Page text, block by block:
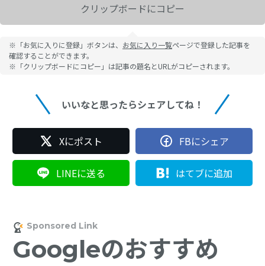
クリップボードにコピー
※「お気に入りに登録」ボタンは、 お気に入り一覧ページで登録した記事を
確認することができます。
※「クリップボードにコピー」は記事の題名とURLがコピーされます。
いいなと思ったらシェアしてね！
Xにポスト FBにシェア
LINEに送る はてブに追加
Googleのおすすめ